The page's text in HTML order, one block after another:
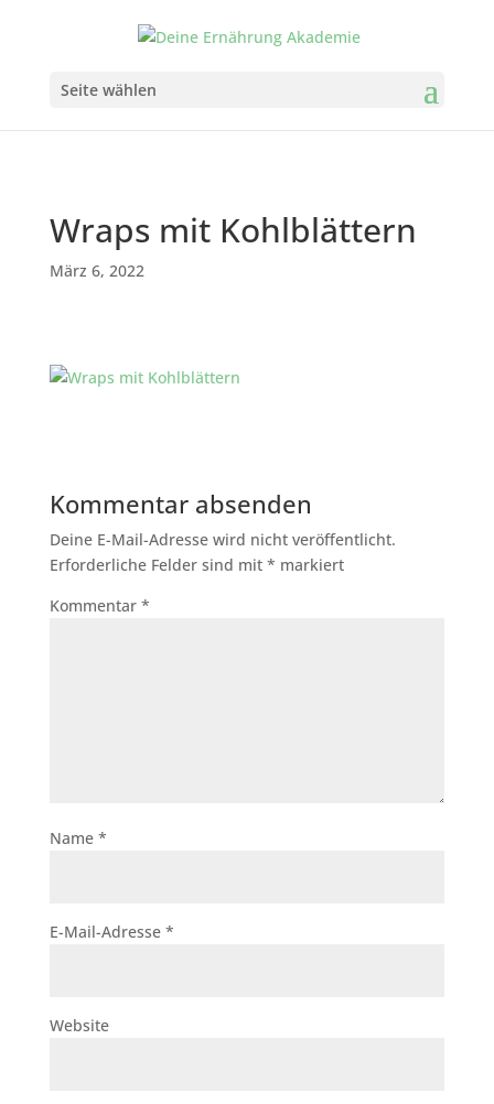
Seite wählen
Wraps mit Kohlblättern
März 6, 2022
Kommentar absenden
Deine E-Mail-Adresse wird nicht veröffentlicht.
Erforderliche Felder sind mit * markiert
Kommentar *
Name *
E-Mail-Adresse *
Website